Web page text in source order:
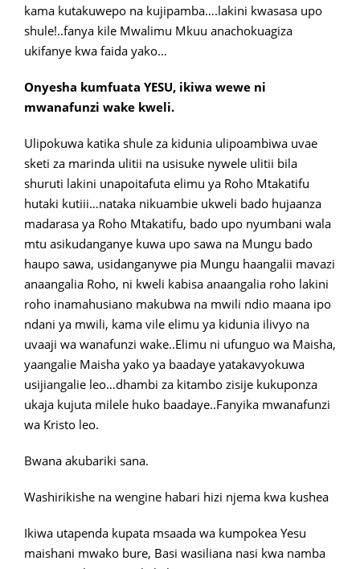
kama kutakuwepo na kujipamba….lakini kwasasa upo
shule!..fanya kile Mwalimu Mkuu anachokuagiza
ukifanye kwa faida yako…
Onyesha kumfuata YESU, ikiwa wewe ni
mwanafunzi wake kweli.
Ulipokuwa katika shule za kidunia ulipoambiwa uvae
sketi za marinda ulitii na usisuke nywele ulitii bila
shuruti lakini unapoitafuta elimu ya Roho Mtakatifu
hutaki kutiii…nataka nikuambie ukweli bado hujaanza
madarasa ya Roho Mtakatifu, bado upo nyumbani wala
mtu asikudanganye kuwa upo sawa na Mungu bado
haupo sawa, usidanganywe pia Mungu haangalii mavazi
anaangalia Roho, ni kweli kabisa anaangalia roho lakini
roho inamahusiano makubwa na mwili ndio maana ipo
ndani ya mwili, kama vile elimu ya kidunia ilivyo na
uvaaji wa wanafunzi wake..Elimu ni ufunguo wa Maisha,
yaangalie Maisha yako ya baadaye yatakavyokuwa
usijiangalie leo…dhambi za kitambo zisije kukuponza
ukaja kujuta milele huko baadaye..Fanyika mwanafunzi
wa Kristo leo.
Bwana akubariki sana.
Washirikishe na wengine habari hizi njema kwa kushea
Ikiwa utapenda kupata msaada wa kumpokea Yesu
maishani mwako bure, Basi wasiliana nasi kwa namba